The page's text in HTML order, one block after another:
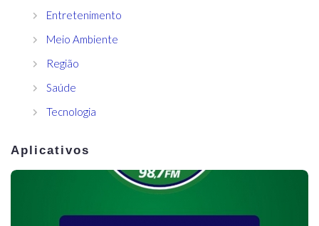
Entretenimento
Meio Ambiente
Região
Saúde
Tecnologia
Aplicativos